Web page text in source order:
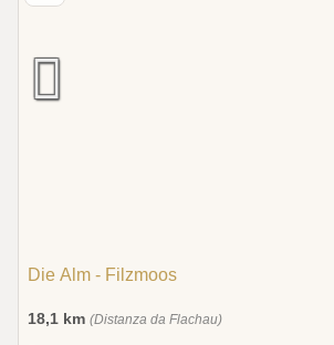
Die Alm - Filzmoos
18,1 km (Distanza da Flachau)